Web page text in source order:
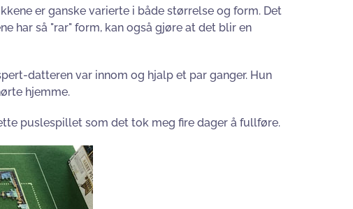
er ganske varierte i både størrelse og form. Det
har så "rar" form, kan også gjøre at det blir en
datteren var innom og hjalp et par ganger. Hun
hjemme.
puslespillet som det tok meg fire dager å fullføre.